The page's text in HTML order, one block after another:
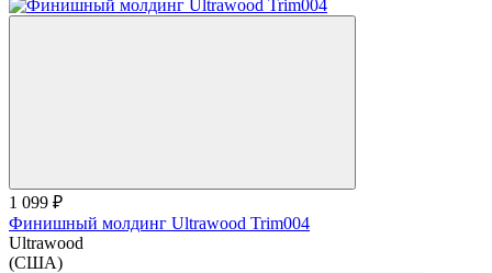
1 099 ₽
Финишный молдинг Ultrawood Trim004
Ultrawood
(США)